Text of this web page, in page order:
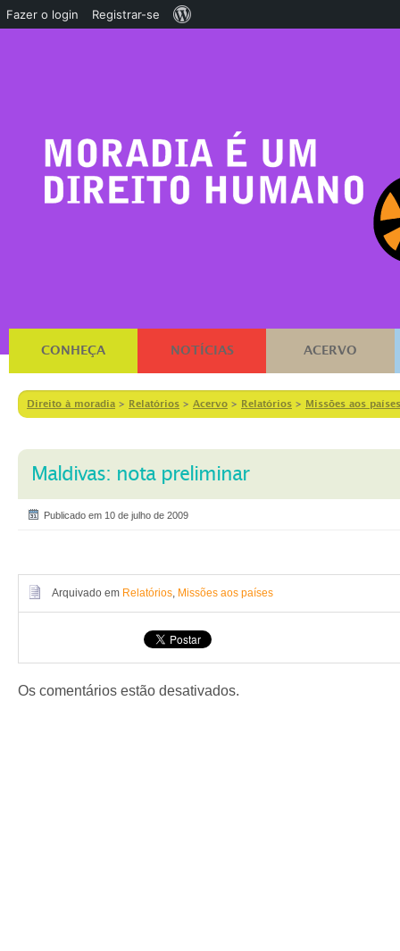
CONHEÇA NOTÍCIAS ACERVO
Direito à moradia > Relatórios > Acervo > Relatórios > Missões aos países
Maldivas: nota preliminar
Publicado em 10 de julho de 2009
Arquivado em Relatórios, Missões aos países
Os comentários estão desativados.
Fazer o login Registrar-se